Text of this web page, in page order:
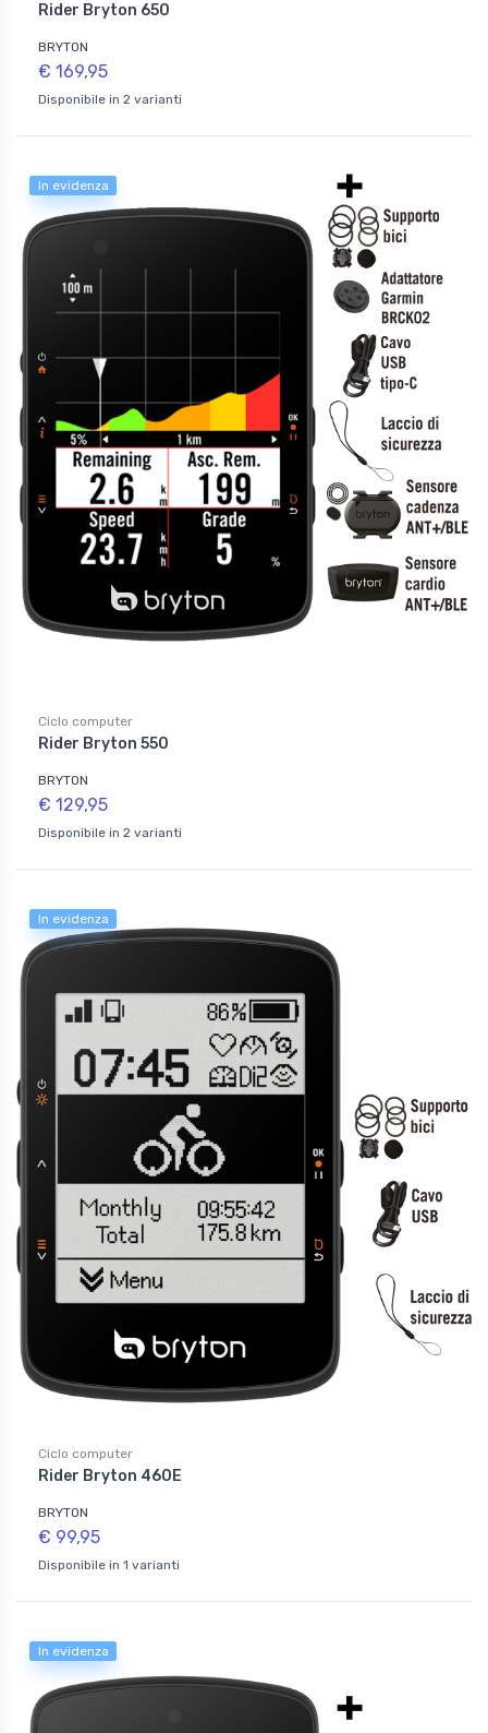
Rider Bryton 650
BRYTON
€ 169,95
Disponibile in 2 varianti
In evidenza
Ciclo computer
Rider Bryton 550
BRYTON
€ 129,95
Disponibile in 2 varianti
In evidenza
Ciclo computer
Rider Bryton 460E
BRYTON
€ 99,95
Disponibile in 1 varianti
In evidenza